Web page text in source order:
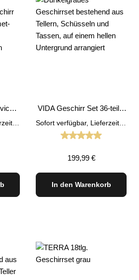
Bewertung von 5 von 5 Sternen
VIDA Geschirr Set 36-teilig
Durchschnittliche
Regulärer Preis:
199,99 €
In den Warenkorb